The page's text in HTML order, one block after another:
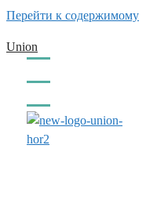
Перейти к содержимому
Union